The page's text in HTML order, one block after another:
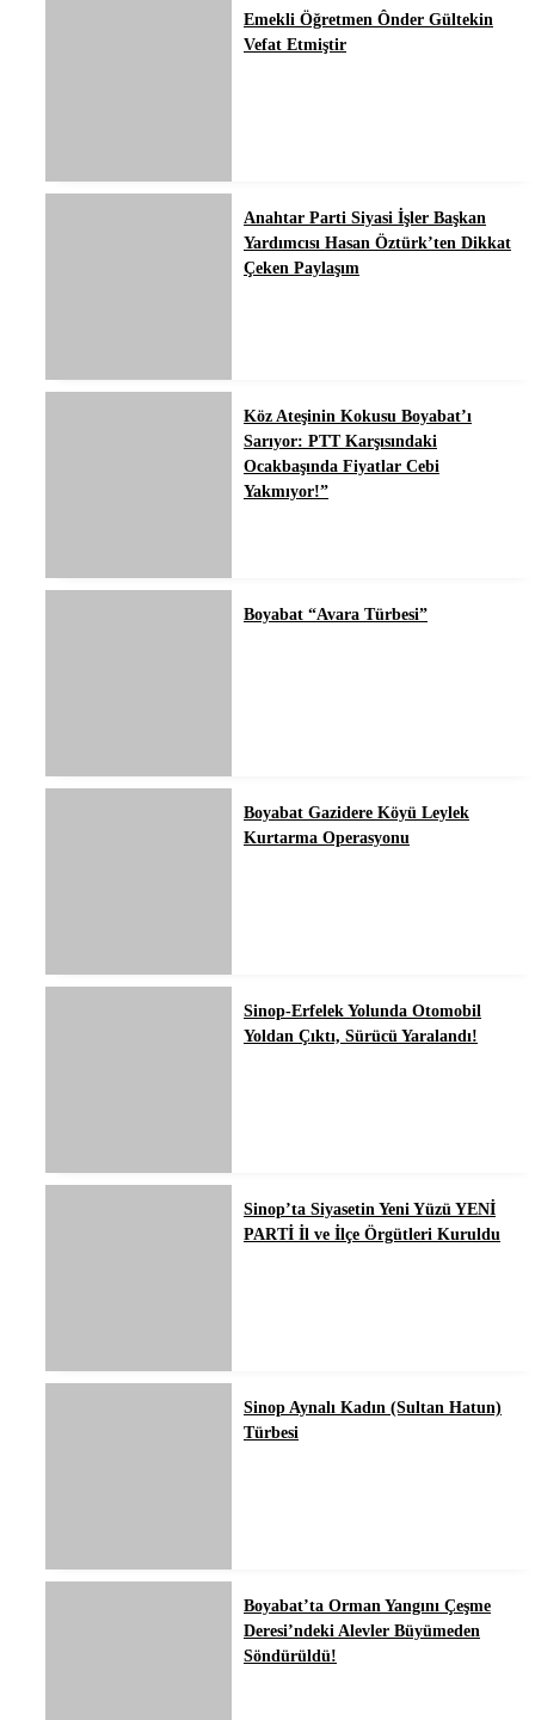
Emekli Öğretmen Ônder Gültekin
Vefat Etmiştir
Anahtar Parti Siyasi İşler Başkan
Yardımcısı Hasan Öztürk’ten Dikkat
Çeken Paylaşım
Köz Ateşinin Kokusu Boyabat’ı
Sarıyor: PTT Karşısındaki
Ocakbaşında Fiyatlar Cebi
Yakmıyor!”
Boyabat “Avara Türbesi”
Boyabat Gazidere Köyü Leylek
Kurtarma Operasyonu
Sinop-Erfelek Yolunda Otomobil
Yoldan Çıktı, Sürücü Yaralandı!
Sinop’ta Siyasetin Yeni Yüzü YENİ
PARTİ İl ve İlçe Örgütleri Kuruldu
Sinop Aynalı Kadın (Sultan Hatun)
Türbesi
Boyabat’ta Orman Yangını Çeşme
Deresi’ndeki Alevler Büyümeden
Söndürüldü!